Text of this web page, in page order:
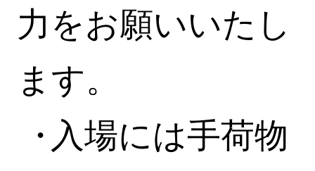
力をお願いいたし
ます。
入場には手荷物